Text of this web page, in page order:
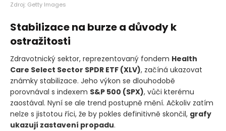
Zdroj: Getty Images
Stabilizace na burze a důvody k
ostražitosti
Zdravotnický sektor, reprezentovaný fondem Health
Care Select Sector SPDR ETF (XLV), začíná ukazovat
známky stabilizace. Jeho výkon se dlouhodobě
porovnával s indexem S&P 500 (SPX), vůči kterému
zaostával. Nyní se ale trend postupně mění. Ačkoliv zatím
nelze s jistotou říci, že by pokles definitivně skončil, grafy
ukazují zastavení propadu.